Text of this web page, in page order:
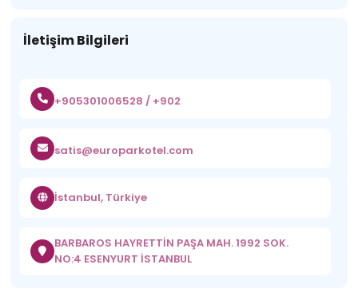
İletişim Bilgileri
+905301006528 / +902
satis@europarkotel.com
İstanbul, Türkiye
BARBAROS HAYRETTİN PAŞA MAH. 1992 SOK.
NO:4 ESENYURT İSTANBUL